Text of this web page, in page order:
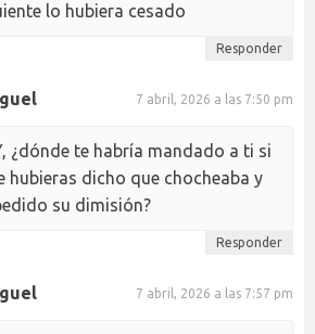
lo hubiera cesado
Responder
7 abril, 2026 a las 7:50 pm
¿dónde te habría mandado a ti si
hubieras dicho que chocheaba y
su dimisión?
Responder
7 abril, 2026 a las 7:57 pm